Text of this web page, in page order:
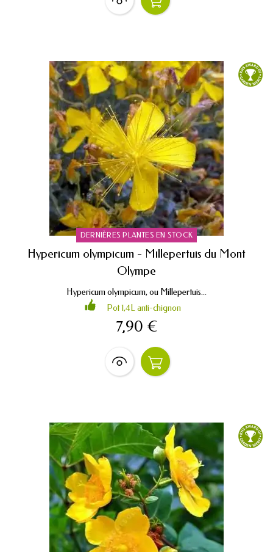
DERNIÈRES PLANTES EN STOCK
Hypericum olympicum - Millepertuis du Mont
Olympe
Hypericum olympicum, ou Millepertuis...
Pot 1,4L anti-chignon
7,90 €